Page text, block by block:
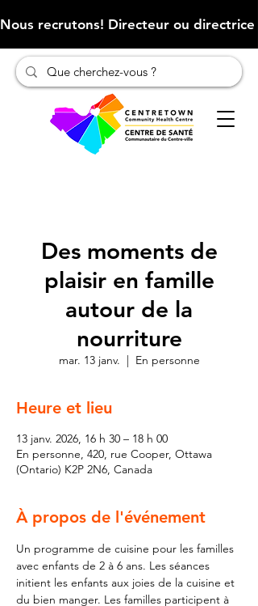
Nous recrutons! Directeur ou
Des moments de
plaisir en famille
autour de la
nourriture
mar. 13 janv.
  |
En personne
Heure et lieu
13 janv. 2026, 16 h 30 – 18 h 00
En personne, 420, rue Cooper, Ottawa
(Ontario) K2P 2N6, Canada
À propos de l'événement
Un programme de cuisine pour les familles
avec enfants de 2 à 6 ans. Les séances
initient les enfants aux joies de la cuisine et
du bien manger. Les familles participent à